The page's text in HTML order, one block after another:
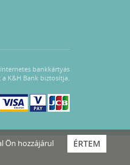
bankkártyás
K&H Bank biztosítja.
ÉRTEM
Ön hozzájárul